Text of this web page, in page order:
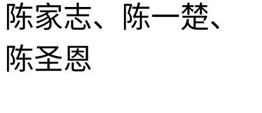
陈家志、陈一楚、
陈圣恩